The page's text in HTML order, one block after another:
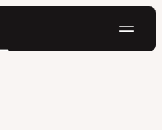
de beste thema’s,